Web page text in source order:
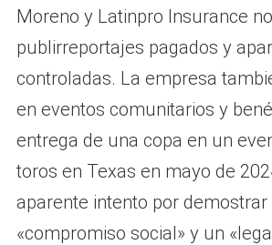
Moreno y Latinpro Insurance
publirreportajes pagados y
controladas. La empresa
en eventos comunitarios y
entrega de una copa en un
toros en Texas en mayo de
aparente intento por demostrar
«compromiso social» y un